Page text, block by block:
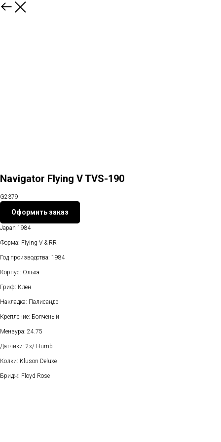
Назад
Navigator Flying V TVS-190
G2379
Оформить заказ
Japan 1984
Форма: Flying V & RR
Год производства: 1984
Корпус: Ольха
Гриф: Клен
Накладка: Палисандр
Крепление: Болченый
Мензура: 24.75
Датчики: 2x/ Humb
Колки: Kluson Deluxe
Бридж: Floyd Rose